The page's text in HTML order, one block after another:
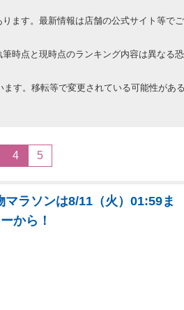
ます。最新情報は店舗の公式サイト等でご
時点と現時点のランキング内容は異なる恐
す。移転等で変更されている可能性がある
4 5
マラソンは8/11（火）01:59ま
から！